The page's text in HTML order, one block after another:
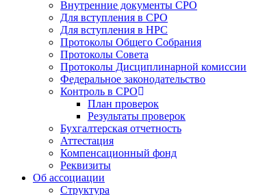
Внутренние документы СРО
Для вступления в СРО
Для вступления в НРС
Протоколы Общего Собрания
Протоколы Совета
Протоколы Дисциплинарной комиссии
Федеральное законодательство
Контроль в СРО
План проверок
Результаты проверок
Бухгалтерская отчетность
Аттестация
Компенсационный фонд
Реквизиты
Об ассоциации
Структура